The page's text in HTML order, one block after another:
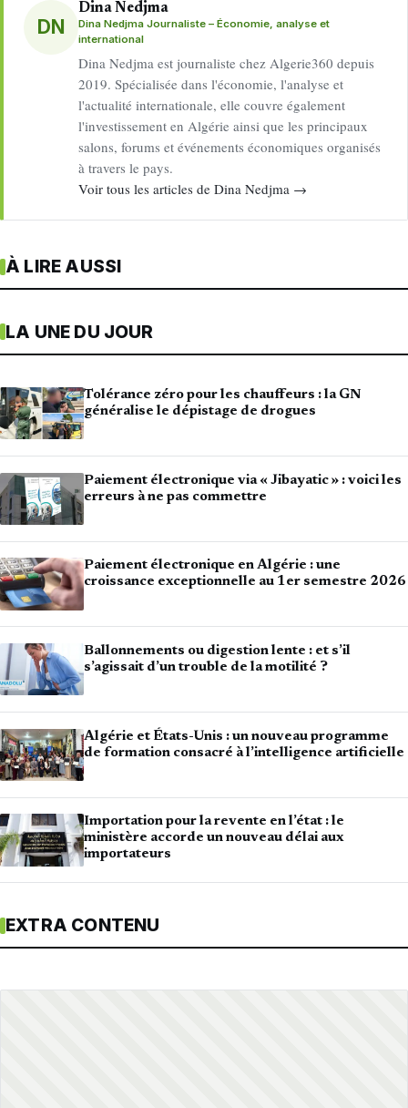
DN
Dina Nedjma
Dina Nedjma Journaliste – Économie, analyse et
international
Dina Nedjma est journaliste chez Algerie360 depuis
2019. Spécialisée dans l'économie, l'analyse et
l'actualité internationale, elle couvre également
l'investissement en Algérie ainsi que les principaux
salons, forums et événements économiques organisés
à travers le pays.
Voir tous les articles de Dina Nedjma →
À LIRE AUSSI
LA UNE DU JOUR
Tolérance zéro pour les chauffeurs : la GN
généralise le dépistage de drogues
Paiement électronique via « Jibayatic » : voici les
erreurs à ne pas commettre
Paiement électronique en Algérie : une
croissance exceptionnelle au 1er semestre 2026
Ballonnements ou digestion lente : et s’il
s’agissait d’un trouble de la motilité ?
Algérie et États-Unis : un nouveau programme
de formation consacré à l’intelligence artificielle
Importation pour la revente en l’état : le
ministère accorde un nouveau délai aux
importateurs
EXTRA CONTENU